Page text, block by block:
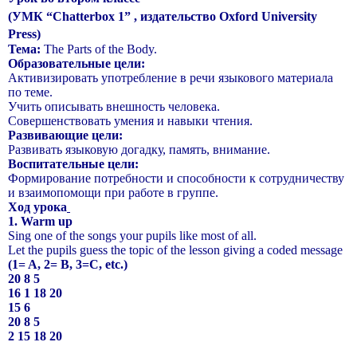
(УМК “Chatterbox 1” , издательство Oxford University
Press)
Тема: The Parts of the Body.
Образовательные цели:
Активизировать употребление в речи языкового материала
по теме.
Учить описывать внешность человека.
Совершенствовать умения и навыки чтения.
Развивающие цели:
Развивать языковую догадку, память, внимание.
Воспитательные цели:
Формирование потребности и способности к сотрудничеству
и взаимопомощи при работе в группе.
Ход урока
1. Warm up
Sing one of the songs your pupils like most of all.
Let the pupils guess the topic of the lesson giving a coded message
(1= A, 2= B, 3=C, etc.)
20 8 5
16 1 18 20
15 6
20 8 5
2 15 18 20